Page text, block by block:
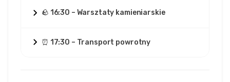
🪨 16:30 – Warsztaty kamieniarskie
⏰ 17:30 – Transport powrotny